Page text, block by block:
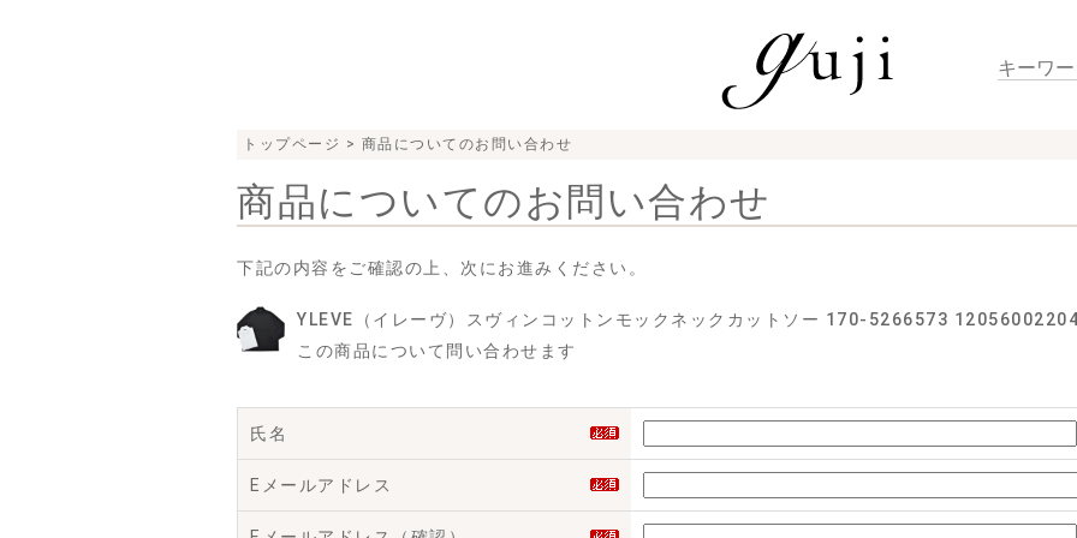
トップページ > 商品についてのお問い合わせ
商品についてのお問い合わせ
下記の内容をご確認の上、次にお進みください。
YLEVE（イレーヴ）スヴィンコットンモックネックカットソー 170-5266573
この商品について問い合わせます
氏名
Eメールアドレス